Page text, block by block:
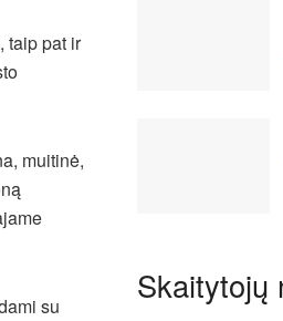
taip pat ir
muitinė,
su
Skaitytojų